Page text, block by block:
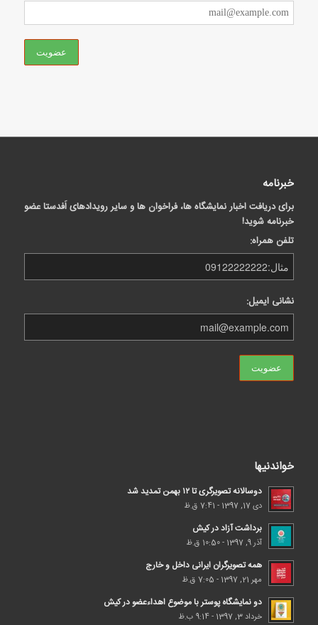
خبرنامه
برای دریافت اخبار نمایشگاه ها، فراخوان ها و سایر رویدادهای اَفدستا عضو
خبرنامه شوید!
تلفن همراه:
نشانی ایمیل:
خواندنیها
دوسالانه تصویرگری تا ۱۲ بهمن تمدید شد
دی 17, 1397 - 7:41 ق.ظ
برداشت آزاد در کیش
آذر 9, 1397 - 10:50 ق.ظ
همه تصویرگران ایرانی داخل و خارج
مهر 21, 1397 - 7:05 ق.ظ
دو نمایشگاه پوستر با موضوع اهداء‌عضو در کیش
خرداد 3, 1397 - 9:14 ب.ظ